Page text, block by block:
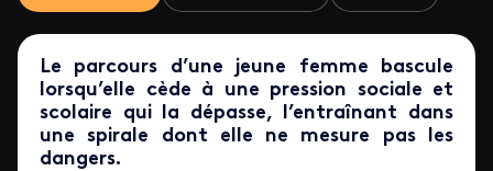
Le parcours d’une jeune femme bascule
lorsqu’elle cède à une pression sociale et
scolaire qui la dépasse, l’entraînant dans
une spirale dont elle ne mesure pas les
dangers.